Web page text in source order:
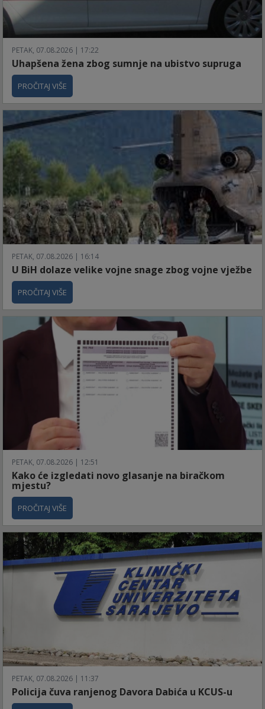
PETAK, 07.08.2026 | 17:22
Uhapšena žena zbog sumnje na ubistvo supruga
PROČITAJ VIŠE
PETAK, 07.08.2026 | 16:14
U BiH dolaze velike vojne snage zbog vojne vježbe
PROČITAJ VIŠE
PETAK, 07.08.2026 | 12:51
Kako će izgledati novo glasanje na biračkom
mjestu?
PROČITAJ VIŠE
PETAK, 07.08.2026 | 11:37
Policija čuva ranjenog Davora Dabića u KCUS-u